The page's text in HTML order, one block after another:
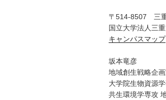
〒514-8507 三
国立大学法人三
キャンパスマップ
坂本竜彦
地域創生戦略企
大学院生物資源
共生環境学専攻